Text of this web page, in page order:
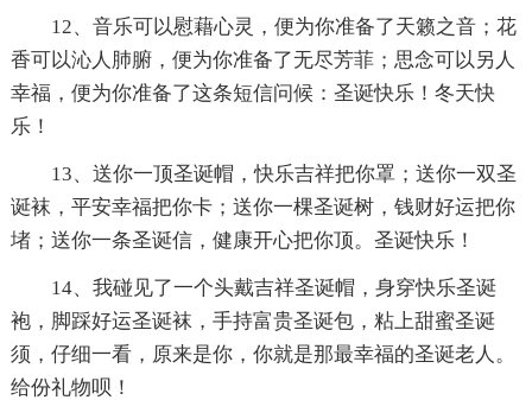
12、音乐可以慰藉心灵，便为你准备了天籁之音；花
香可以沁人肺腑，便为你准备了无尽芳菲；思念可以另人
幸福，便为你准备了这条短信问候：圣诞快乐！冬天快
乐！
13、送你一顶圣诞帽，快乐吉祥把你罩；送你一双圣
诞袜，平安幸福把你卡；送你一棵圣诞树，钱财好运把你
堵；送你一条圣诞信，健康开心把你顶。圣诞快乐！
14、我碰见了一个头戴吉祥圣诞帽，身穿快乐圣诞
袍，脚踩好运圣诞袜，手持富贵圣诞包，粘上甜蜜圣诞
须，仔细一看，原来是你，你就是那最幸福的圣诞老人。
给份礼物呗！